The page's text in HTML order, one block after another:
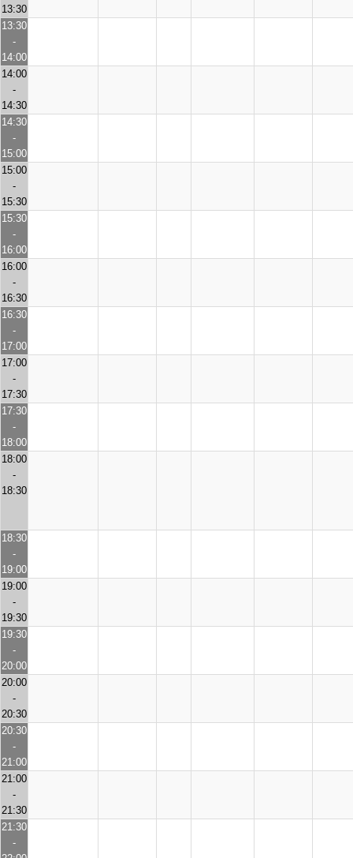
13:30
13:30
-
14:00
14:00
-
14:30
14:30
-
15:00
15:00
-
15:30
15:30
-
16:00
16:00
-
16:30
16:30
-
17:00
17:00
-
17:30
17:30
-
18:00
18:00
-
18:30
18:30
-
19:00
19:00
-
19:30
19:30
-
20:00
20:00
-
20:30
20:30
-
21:00
21:00
-
21:30
21:30
-